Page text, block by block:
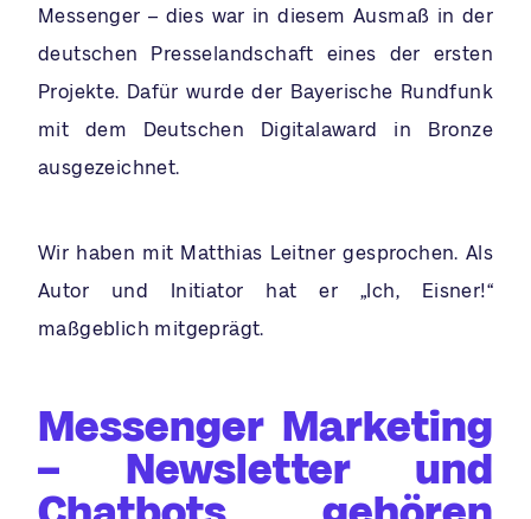
Messenger – dies war in diesem Ausmaß in der
deutschen Presselandschaft eines der ersten
Projekte. Dafür wurde der Bayerische Rundfunk
mit dem Deutschen Digitalaward in Bronze
ausgezeichnet.
Wir haben mit Matthias Leitner gesprochen. Als
Autor und Initiator hat er „Ich, Eisner!“
maßgeblich mitgeprägt.
Messenger Marketing
– Newsletter und